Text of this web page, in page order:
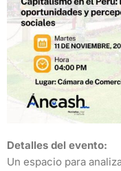
Detalles del evento:
Un espacio para